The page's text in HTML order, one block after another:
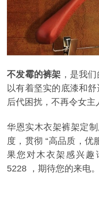
不发霉的裤架 ，是我
以有着坚实的底漆和
后代困扰，不再令女主
华恩实木衣架裤架定
度，贯彻 “高品质，优
果您对木衣架感兴趣
5228
，期待您的来电。